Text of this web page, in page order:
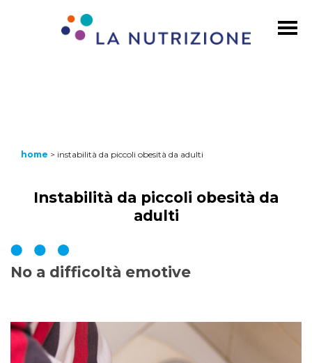
home > instabilità da piccoli obesità da adulti
Instabilità da piccoli obesità da
adulti
No a difficoltà emotive